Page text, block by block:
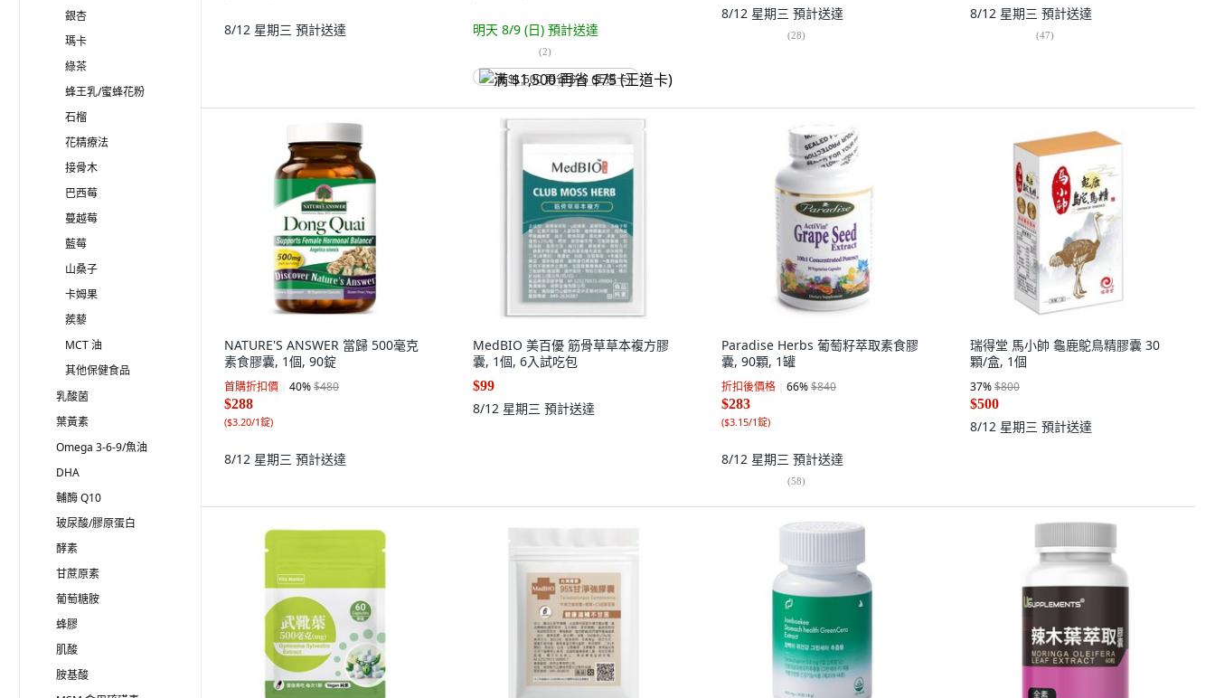
銀杏
瑪卡
綠茶
蜂王乳/蜜蜂花粉
石榴
花精療法
接骨木
巴西莓
蔓越莓
藍莓
山桑子
卡姆果
蒺藜
MCT 油
其他保健食品
乳酸菌
葉黃素
Omega 3-6-9/魚油
DHA
輔酶 Q10
玻尿酸/膠原蛋白
酵素
甘蔗原素
葡萄糖胺
蜂膠
肌酸
胺基酸
8/12 星期三 預計送達 明天 8/9 (日) 預計送達
(2)
满 $1,500 再省 $75 (王道卡)
8/12 星期三 預計送達
(28)
8/12 星期三 預計送達
(47)
NATURE'S ANSWER 當歸 500毫克
素食膠囊, 1個, 90錠
首購折扣價 40%$480
$288
($3.20/1錠)
8/12 星期三 預計送達
MedBIO 美百優 筋骨草草本複方膠
囊, 1個, 6入試吃包
$99
8/12 星期三 預計送達
Paradise Herbs 葡萄籽萃取素食膠
囊, 90顆, 1罐
折扣後價格 66%$840
$283
($3.15/1錠)
8/12 星期三 預計送達
(58)
瑞得堂 馬小帥 龜鹿鴕鳥精膠囊 30
顆/盒, 1個
37%$800
$500
8/12 星期三 預計送達